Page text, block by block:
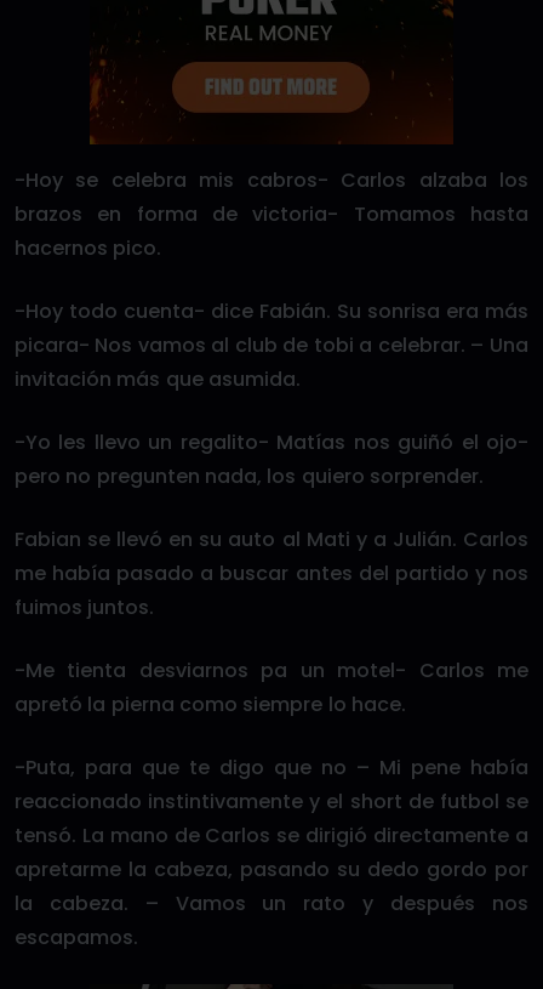
-Hoy se celebra mis cabros- Carlos alzaba los
brazos en forma de victoria- Tomamos hasta
hacernos pico.
-Hoy todo cuenta- dice Fabián. Su sonrisa era más
picara- Nos vamos al club de tobi a celebrar. – Una
invitación más que asumida.
-Yo les llevo un regalito- Matías nos guiñó el ojo-
pero no pregunten nada, los quiero sorprender.
Fabian se llevó en su auto al Mati y a Julián. Carlos
me había pasado a buscar antes del partido y nos
fuimos juntos.
-Me tienta desviarnos pa un motel- Carlos me
apretó la pierna como siempre lo hace.
-Puta, para que te digo que no – Mi pene había
reaccionado instintivamente y el short de futbol se
tensó. La mano de Carlos se dirigió directamente a
apretarme la cabeza, pasando su dedo gordo por
la cabeza. – Vamos un rato y después nos
escapamos.